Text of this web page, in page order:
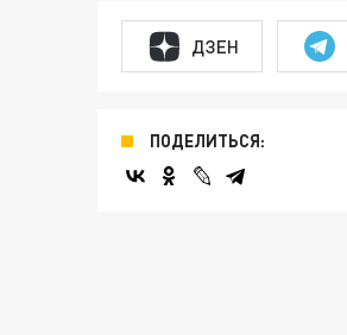
ДЗЕН
ПОДЕЛИТЬСЯ: